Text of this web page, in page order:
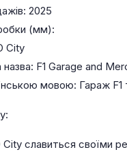
2025
(мм):
City
назва: F1 Garage and
мовою: Гараж F1
City славиться своїми